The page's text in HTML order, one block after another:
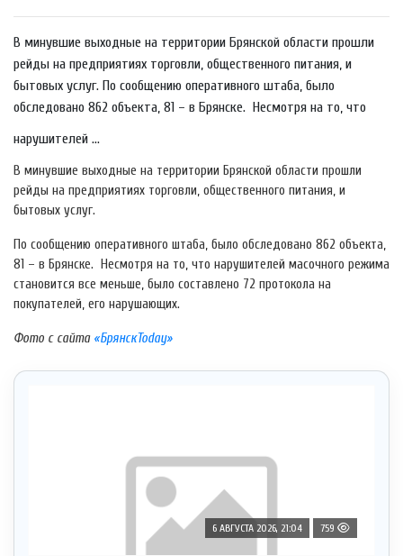
В минувшие выходные на территории Брянской области прошли
рейды на предприятиях торговли, общественного питания, и
бытовых услуг. По сообщению оперативного штаба, было
обследовано 862 объекта, 81 – в Брянске. Несмотря на то, что
нарушителей ...
В минувшие выходные на территории Брянской области прошли
рейды на предприятиях торговли, общественного питания, и
бытовых услуг.
По сообщению оперативного штаба, было обследовано 862 объекта,
81 – в Брянске. Несмотря на то, что нарушителей масочного режима
становится все меньше, было составлено 72 протокола на
покупателей, его нарушающих.
Фото с сайта «БрянскToday»
6 АВГУСТА 2026, 21:04 759